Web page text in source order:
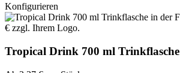
Konfigurieren
Tropical Drink 700 ml Trinkflasche